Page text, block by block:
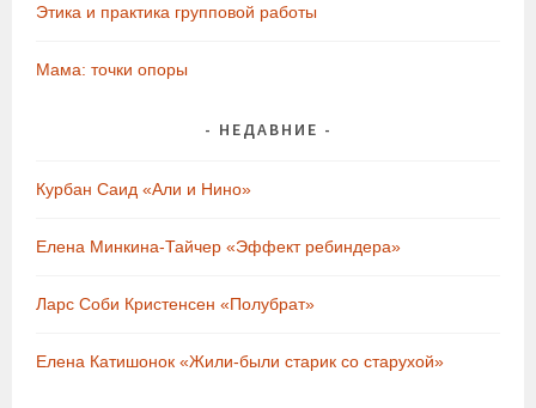
Этика и практика групповой работы
Мама: точки опоры
НЕДАВНИЕ
Курбан Саид «Али и Нино»
Елена Минкина-Тайчер «Эффект ребиндера»
Ларс Соби Кристенсен «Полубрат»
Елена Катишонок «Жили-были старик со старухой»